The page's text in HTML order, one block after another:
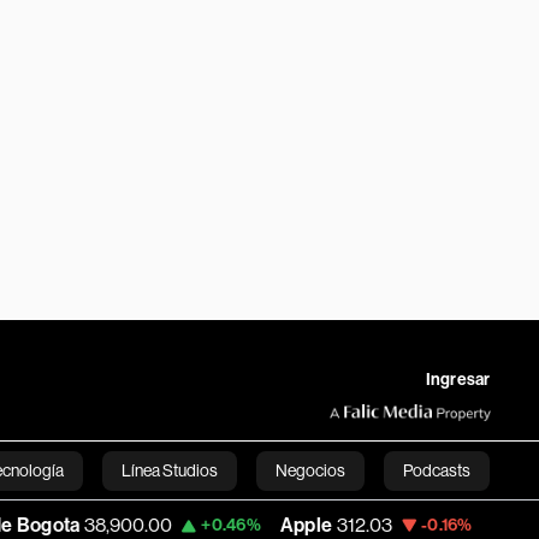
Ingresar
Línea Studios Negocios Podcasts
English
+0.46% Apple 312.03 -0.16% USD COP 3,160.82